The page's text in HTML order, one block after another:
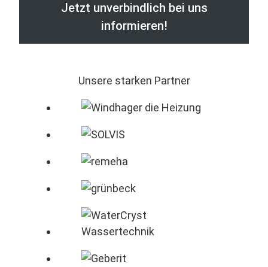
Jetzt unverbindlich bei uns
informieren!
Unsere starken Partner